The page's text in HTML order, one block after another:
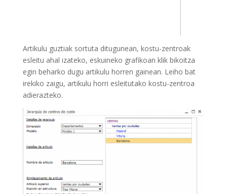
Artikulu guztiak sortuta ditugunean, kostu-zentroak
esleitu ahal izateko, eskuineko grafikoan klik bikoitza
egin beharko dugu artikulu horren gainean. Leiho bat
irekiko zaigu, artikulu horri esleitutako kostu-zentroa
adierazteko.